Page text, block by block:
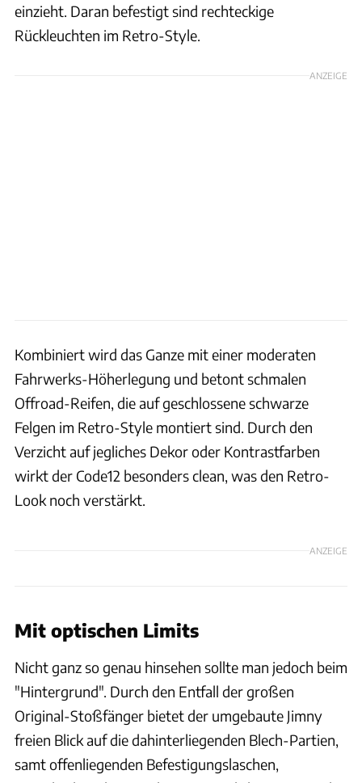
einzieht. Daran befestigt sind rechteckige
Rückleuchten im Retro-Style.
ANZEIGE
Kombiniert wird das Ganze mit einer moderaten
Fahrwerks-Höherlegung und betont schmalen
Offroad-Reifen, die auf geschlossene schwarze
Felgen im Retro-Style montiert sind. Durch den
Verzicht auf jegliches Dekor oder Kontrastfarben
wirkt der Code12 besonders clean, was den Retro-
Look noch verstärkt.
ANZEIGE
Mit optischen Limits
Nicht ganz so genau hinsehen sollte man jedoch beim
"Hintergrund". Durch den Entfall der großen
Original-Stoßfänger bietet der umgebaute Jimny
freien Blick auf die dahinterliegenden Blech-Partien,
samt offenliegenden Befestigungslaschen,